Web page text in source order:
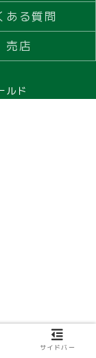
ある質問
売店
ルド
サイドバー